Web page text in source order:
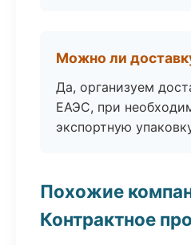
Можно ли
Да, организуем
ЕАЭС, при
экспортную
Похожие
Контрактное